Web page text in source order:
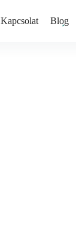
Kapcsolat Blog